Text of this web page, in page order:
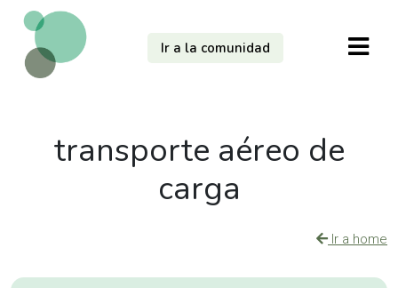
Ir a la comunidad
transporte aéreo de
carga
Ir a home